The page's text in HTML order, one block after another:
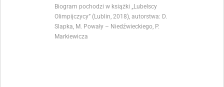
Biogram pochodzi w książki „Lubelscy
Olimpijczycy” (Lublin, 2018), autorstwa: D.
Slapka, M. Powały – Niedźwieckiego, P.
Markiewicza